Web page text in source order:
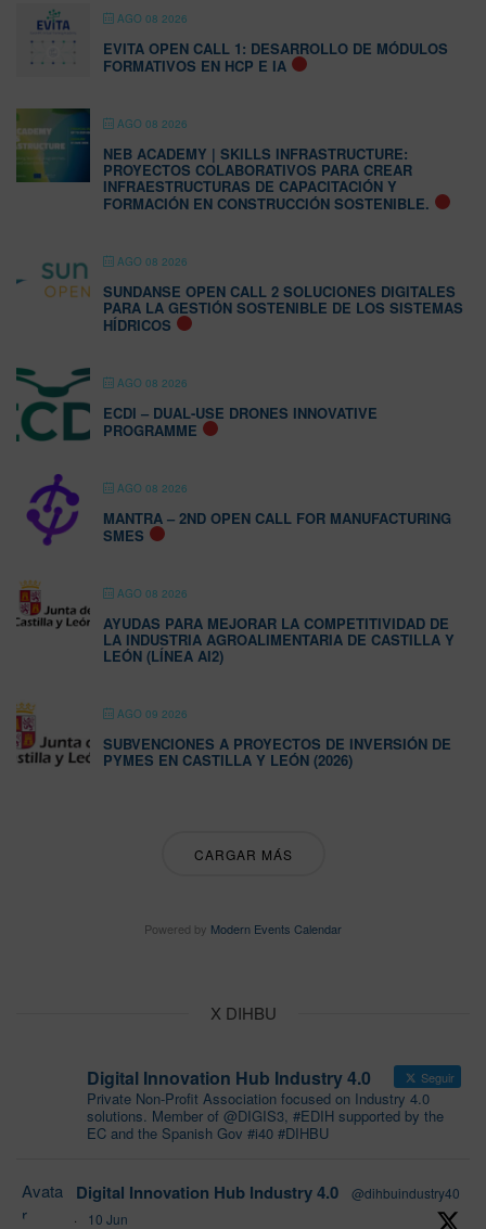
AGO 08 2026
EVITA OPEN CALL 1: DESARROLLO DE MÓDULOS
FORMATIVOS EN HCP E IA
AGO 08 2026
NEB ACADEMY | SKILLS INFRASTRUCTURE:
PROYECTOS COLABORATIVOS PARA CREAR
INFRAESTRUCTURAS DE CAPACITACIÓN Y
FORMACIÓN EN CONSTRUCCIÓN SOSTENIBLE.
AGO 08 2026
SUNDANSE OPEN CALL 2 SOLUCIONES DIGITALES
PARA LA GESTIÓN SOSTENIBLE DE LOS SISTEMAS
HÍDRICOS
AGO 08 2026
ECDI – DUAL-USE DRONES INNOVATIVE
PROGRAMME
AGO 08 2026
MANTRA – 2ND OPEN CALL FOR MANUFACTURING
SMES
AGO 08 2026
AYUDAS PARA MEJORAR LA COMPETITIVIDAD DE
LA INDUSTRIA AGROALIMENTARIA DE CASTILLA Y
LEÓN (LÍNEA AI2)
AGO 09 2026
SUBVENCIONES A PROYECTOS DE INVERSIÓN DE
PYMES EN CASTILLA Y LEÓN (2026)
CARGAR MÁS
Powered by Modern Events Calendar
X DIHBU
Digital Innovation Hub Industry 4.0 Seguir
Private Non-Profit Association focused on Industry 4.0
solutions. Member of @DIGIS3, #EDIH supported by the
EC and the Spanish Gov #i40 #DIHBU
Avata
r
Digital Innovation Hub Industry 4.0
@dihbuindustry40
·
10 Jun